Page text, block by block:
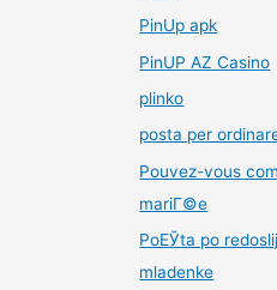
PinUp apk
PinUP AZ Casino
plinko
posta per
Pouvez-vous
mariГ©e
PoЕЎta po
mladenke